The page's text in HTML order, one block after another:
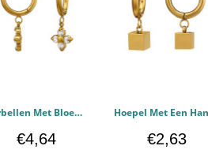
Oorbellen Met Bloemenmotief In Goudkleur - 316L chirurgisch roestvrij staal Oorbellen PCJW51445
€4,64 €2,63